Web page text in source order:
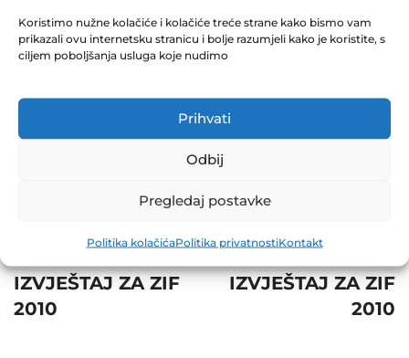
Koristimo nužne kolačiće i kolačiće treće strane kako bismo vam
prikazali ovu internetsku stranicu i bolje razumjeli kako je koristite, s
ciljem poboljšanja usluga koje nudimo
Prihvati
Odbij
Pregledaj postavke
Politika kolačićaPolitika privatnostiKontakt
December 31, 2010
0 Comments
Share
navigation
IZVJEŠTAJ ZA ZIF
2010
IZVJEŠTAJ ZA ZIF
2010